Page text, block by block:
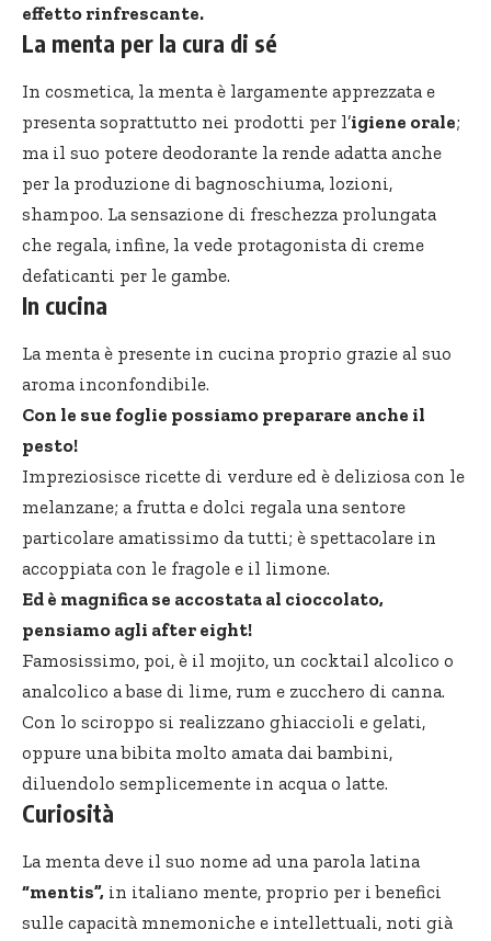
effetto rinfrescante.
La menta per la cura di sé
In cosmetica, la menta è largamente apprezzata e
presenta soprattutto nei prodotti per l’igiene orale;
ma il suo potere deodorante la rende adatta anche
per la produzione di bagnoschiuma, lozioni,
shampoo. La sensazione di freschezza prolungata
che regala, infine, la vede protagonista di creme
defaticanti per le gambe.
In cucina
La menta è presente in cucina proprio grazie al suo
aroma inconfondibile.
Con le sue foglie possiamo preparare anche il
pesto!
Impreziosisce ricette di verdure ed è deliziosa con le
melanzane; a frutta e dolci regala una sentore
particolare amatissimo da tutti; è spettacolare in
accoppiata con le fragole e il limone.
Ed è magnifica se accostata al cioccolato,
pensiamo agli after eight!
Famosissimo, poi, è il mojito, un cocktail alcolico o
analcolico a base di lime, rum e zucchero di canna.
Con lo sciroppo si realizzano ghiaccioli e gelati,
oppure una bibita molto amata dai bambini,
diluendolo semplicemente in acqua o latte.
Curiosità
La menta deve il suo nome ad una parola latina
“mentis”, in italiano mente, proprio per i benefici
sulle capacità mnemoniche e intellettuali, noti già